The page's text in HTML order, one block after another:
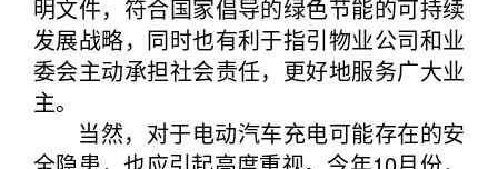
明文件，符合国家倡导的绿色节能的可持续
发展战略，同时也有利于指引物业公司和业
委会主动承担社会责任，更好地服务广大业
主。
当然，对于电动汽车充电可能存在的安